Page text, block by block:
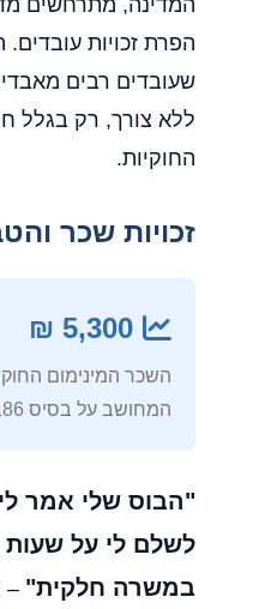
המדינה, מתרחשים
הפרת זכויות
שעובדים רבים
ללא צורך, רק בגלל
החוקיות.
זכויות שכר
5,300 ₪
המחושב על בסיס 186 שעות עבודה חודשיות
"הבוס שלי אמר
לשלם לי על שעות
במשרה חלקית"